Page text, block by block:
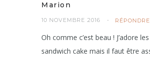
Marion
10 NOVEMBRE 2016 RÉPONDRE
Oh comme c’est beau ! J’adore les
sandwich cake mais il faut être